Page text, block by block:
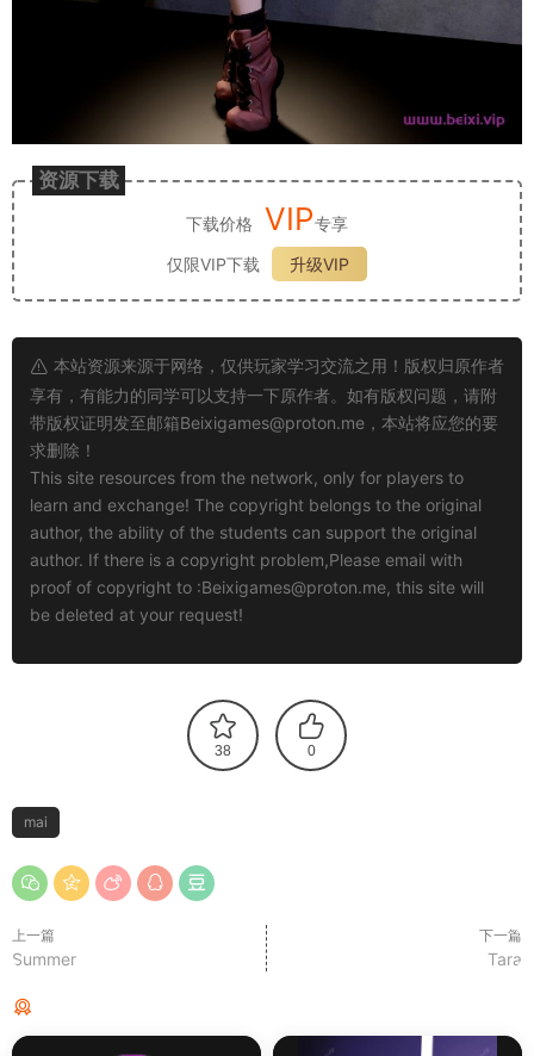
资源下载
下载价格 VIP专享
仅限VIP下载
升级VIP
本站资源来源于网络，仅供玩家学习交流之用！版权归原作者
享有，有能力的同学可以支持一下原作者。如有版权问题，请附
带版权证明发至邮箱Beixigames@proton.me ，本站将应您的要
求删除！
This site resources from the network, only for players to
learn and exchange! The copyright belongs to the original
author, the ability of the students can support the original
author. If there is a copyright problem,Please email with
proof of copyright to :Beixigames@proton.me, this site will
be deleted at your request!
38 0
mai
上一篇
Summer
下一篇
Tara